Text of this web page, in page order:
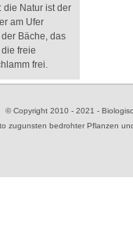
die Natur ist der
am Ufer
Bäche, das
freie
frei.
© Copyright 2010 - 2021 -
zugunsten bedrohter Pflanzen